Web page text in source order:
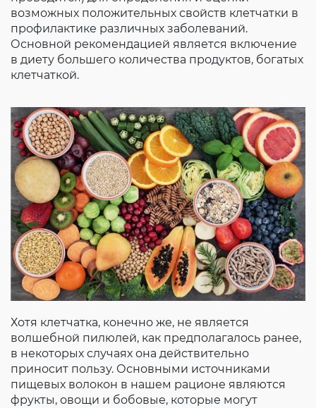
возможных положительных свойств клетчатки в
профилактике различных заболеваний.
Основной рекомендацией является включение
в диету большего количества продуктов, богатых
клетчаткой.
Хотя клетчатка, конечно же, не является
волшебной пилюлей, как предполагалось ранее,
в некоторых случаях она действительно
приносит пользу. Основными источниками
пищевых волокон в нашем рационе являются
фрукты, овощи и бобовые, которые могут